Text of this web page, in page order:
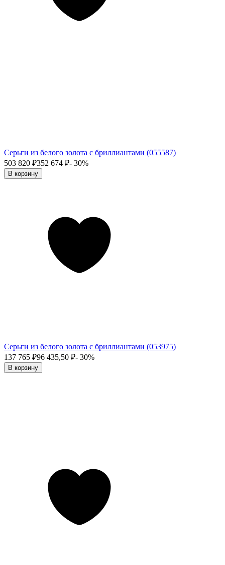
Серьги из белого золота с бриллиантами (055587)
503 820 ₽352 674 ₽- 30%
В корзину
Серьги из белого золота с бриллиантами (053975)
137 765 ₽96 435,50 ₽- 30%
В корзину